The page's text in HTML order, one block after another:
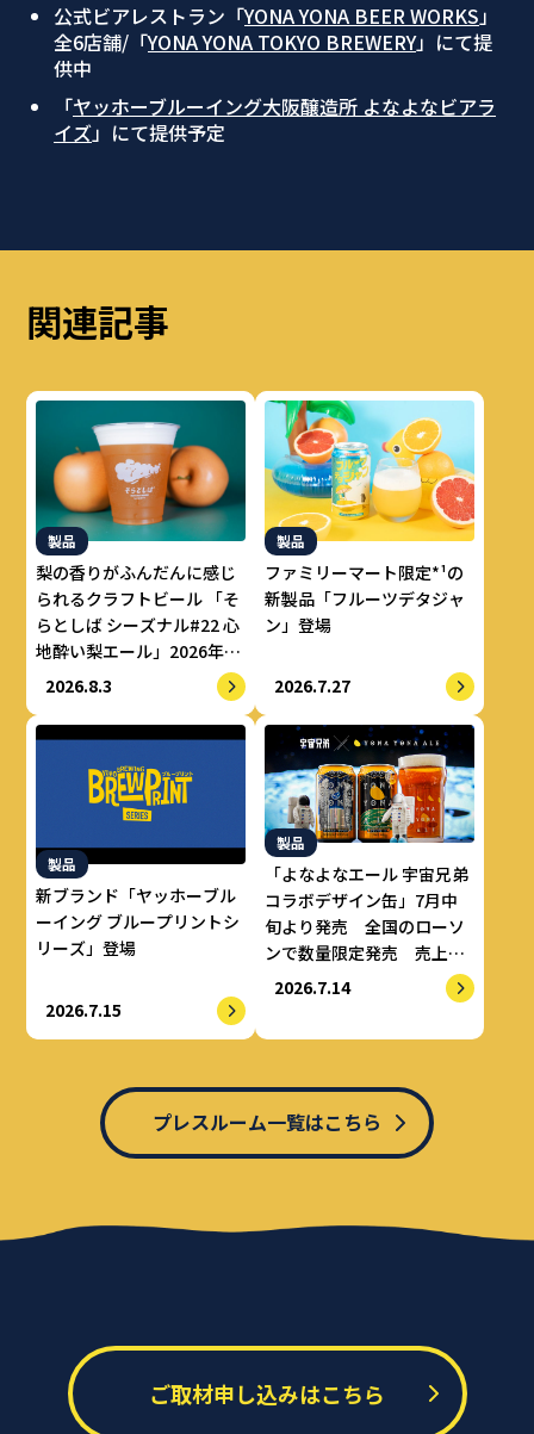
公式ビアレストラン「YONA YONA BEER WORKS」
全6店舗/「YONA YONA TOKYO BREWERY」にて提
供中
「ヤッホーブルーイング大阪醸造所 よなよなビアラ
イズ」にて提供予定
関連記事
製品
梨の香りがふんだんに感じ
られるクラフトビール 「そ
らとしば シーズナル#22 心
地酔い梨エール」2026年8
月上旬より数量限定で提供
2026.8.3
製品
ファミリーマート限定*¹の
新製品「フルーツデタジャ
ン」登場
2026.7.27
製品
新ブランド「ヤッホーブル
ーイング ブループリントシ
リーズ」登場
2026.7.15
製品
「よなよなエール 宇宙兄弟
コラボデザイン缶」7月中
旬より発売 全国のローソ
ンで数量限定発売 売上の
一部をALS治療研究費とし
2026.7.14
プレスルーム一覧はこちら
ご取材申し込みはこちら